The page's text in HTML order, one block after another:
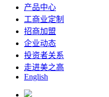
产品中心
工商业定制
招商加盟
企业动态
投资者关系
走进美之高
English